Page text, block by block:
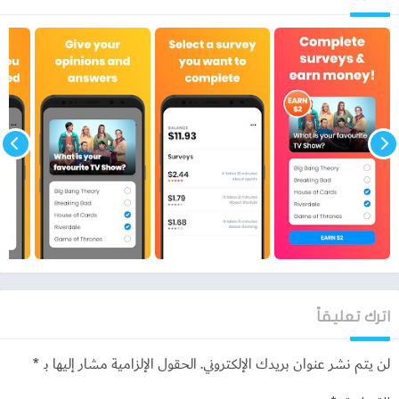
1. التسجيل مع Poll Pay
3. استبدل رصيدك بائتمانات PayPal وقسائم Amazon والعديد من
بطاقات الهدايا الأخرى.
انه من السهل!
يمكن أن تكون رواتب الاستطلاع عملاً جانبياً صغيراً أو مهمة صغيرة
متنقلة مناسبة لكسب المال من خلالها! يدفع لك تطبيق الأموال هذا
نقدًا أو في قسائم PayPal. رأيك ، جائزتك ، اختيارك!
كن ذكيا واكسب المال من خلال الاستبيان! يقود Poll Pay الطريق
لتطبيقات الاستطلاع التي تدفع نقدًا. كسب المال من المنزل أثناء
البحث عن وظيفة بديلة. قم بزيادة رصيدك على PayPal باستخدام
رصيد PayPal.
🎁💎💳 ما هي مكافآتي؟ 💳💎🎁
اترك تعليقاً
لن يتم نشر عنوان بريدك الإلكتروني.الحقول الإلزامية مشار إليها بـ*